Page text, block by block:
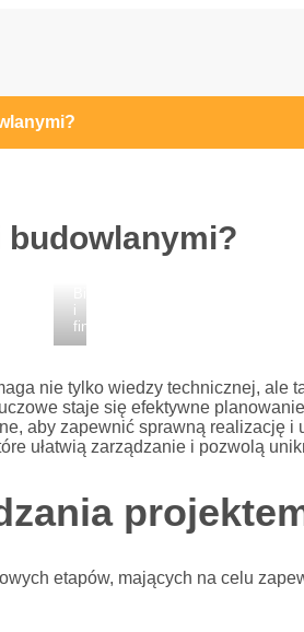
budowlanymi?
i
finanse
nie tylko wiedzy technicznej, ale
staje się efektywne
aby zapewnić sprawną realizację
ułatwią zarządzanie i pozwolą
etapów, mających na celu